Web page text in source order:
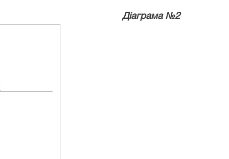
Діаграма №2